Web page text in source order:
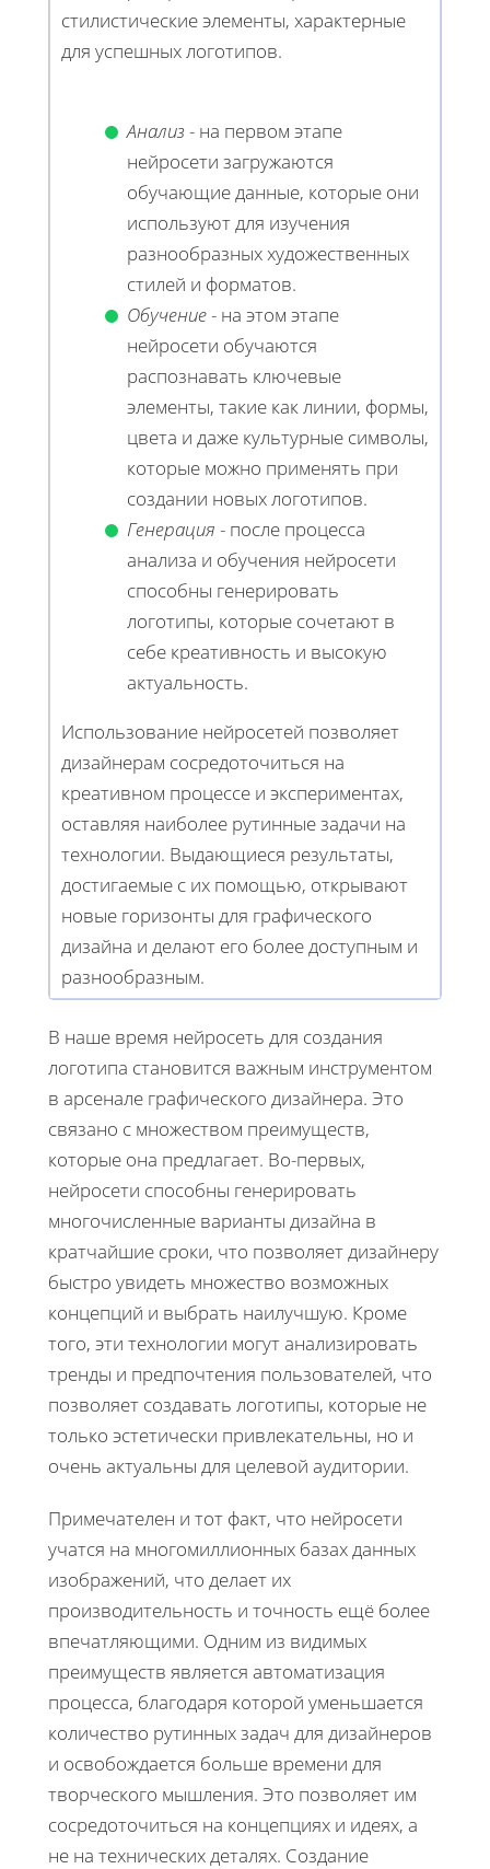
стилистические элементы, характерные
для успешных логотипов.
Анализ - на первом этапе
нейросети загружаются
обучающие данные, которые они
используют для изучения
разнообразных художественных
стилей и форматов.
Обучение- на этом этапе
нейросети обучаются
распознавать ключевые
элементы, такие как линии, формы,
цвета и даже культурные символы,
которые можно применять при
создании новых логотипов.
Генерация - после процесса
анализа и обучения нейросети
способны генерировать
логотипы, которые сочетают в
себе креативность и высокую
актуальность.
Использование нейросетей позволяет
дизайнерам сосредоточиться на
креативном процессе и экспериментах,
оставляя наиболее рутинные задачи на
технологии. Выдающиеся результаты,
достигаемые с их помощью, открывают
новые горизонты для графического
дизайна и делают его более доступным и
разнообразным.
В наше время нейросеть для создания
логотипа становится важным инструментом
в арсенале графического дизайнера. Это
связано с множеством преимуществ,
которые она предлагает. Во-первых,
нейросети способны генерировать
многочисленные варианты дизайна в
кратчайшие сроки, что позволяет дизайнеру
быстро увидеть множество возможных
концепций и выбрать наилучшую. Кроме
того, эти технологии могут анализировать
тренды и предпочтения пользователей, что
позволяет создавать логотипы, которые не
только эстетически привлекательны, но и
очень актуальны для целевой аудитории.
Примечателен и тот факт, что нейросети
учатся на многомиллионных базах данных
изображений, что делает их
производительность и точность ещё более
впечатляющими. Одним из видимых
преимуществ является автоматизация
процесса, благодаря которой уменьшается
количество рутинных задач для дизайнеров
и освобождается больше времени для
творческого мышления. Это позволяет им
сосредоточиться на концепциях и идеях, а
не на технических деталях. Создание